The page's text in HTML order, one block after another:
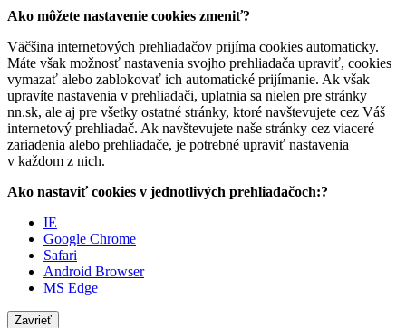
Ako môžete nastavenie cookies zmeniť?
Väčšina internetových prehliadačov prijíma cookies automaticky.
Máte však možnosť nastavenia svojho prehliadača upraviť, cookies
vymazať alebo zablokovať ich automatické prijímanie. Ak však
upravíte nastavenia v prehliadači, uplatnia sa nielen pre stránky
nn.sk, ale aj pre všetky ostatné stránky, ktoré navštevujete cez Váš
internetový prehliadač. Ak navštevujete naše stránky cez viaceré
zariadenia alebo prehliadače, je potrebné upraviť nastavenia
v každom z nich.
Ako nastaviť cookies v jednotlivých prehliadačoch:?
IE
Google Chrome
Safari
Android Browser
MS Edge
Zavrieť